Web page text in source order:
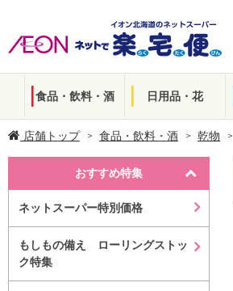
食品・飲料・酒 日用品・花
店舗トップ 食品・飲料・酒 乾物
おすすめ特集
ネットスーパー特別価格
もしもの備え ローリングストッ
ク特集